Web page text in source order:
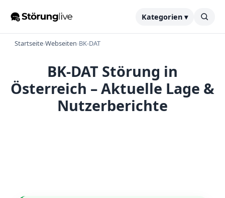
Kategorien ▾
Startseite›Webseiten›BK-DAT
BK-DAT Störung in
Österreich – Aktuelle Lage &
Nutzerberichte